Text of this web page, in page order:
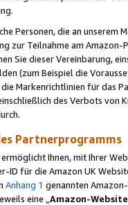
Personen, die an unserem
zur Teilnahme am Amazon-
Sie dieser Vereinbarung,
(zum Beispiel die
Markenrichtlinien für das
des Verbots
Partnerprogramms
Ihnen, mit Ihrer
ID für die Amazon UK
Anhang 1 genannten
eine „ Amazon-Website